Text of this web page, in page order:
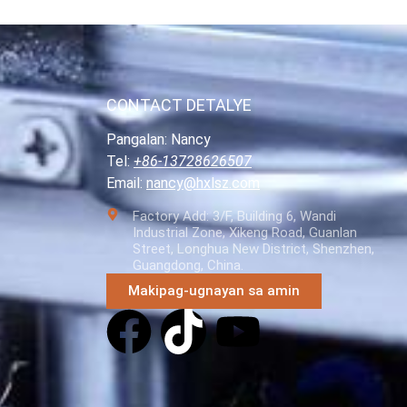
CONTACT DETALYE
Pangalan: Nancy
Tel:+86-13728626507
Email: nancy@hxlsz.com
Factory Add: 3/F, Building 6, Wandi
Industrial Zone, Xikeng Road, Guanlan
Street, Longhua New District, Shenzhen,
Guangdong, China.
Makipag-ugnayan sa amin